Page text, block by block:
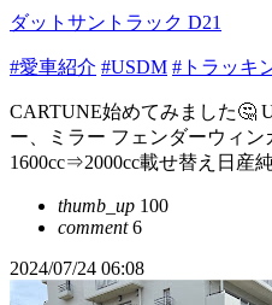
ダットサントラック D21
#愛車紹介 #USDM #トラッキ
CARTUNE始めてみました🤔
ー、ミラー フェンダーウィ
1600cc⇒2000cc載せ替え日産
thumb_up 100
comment6
2024/07/24 06:08